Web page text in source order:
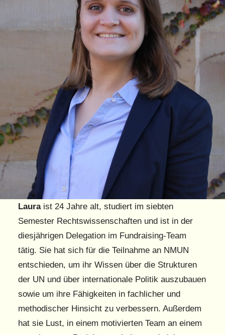
Lauraist 24 Jahre alt, studiert im siebten
Semester Rechtswissenschaften und ist in der
diesjährigen Delegation im Fundraising-Team
tätig. Sie hat sich für die Teilnahme an NMUN
entschieden, um ihr Wissen über die Strukturen
der UN und über internationale Politik auszubauen
sowie um ihre Fähigkeiten in fachlicher und
methodischer Hinsicht zu verbessern. Außerdem
hat sie Lust, in einem motivierten Team an einem